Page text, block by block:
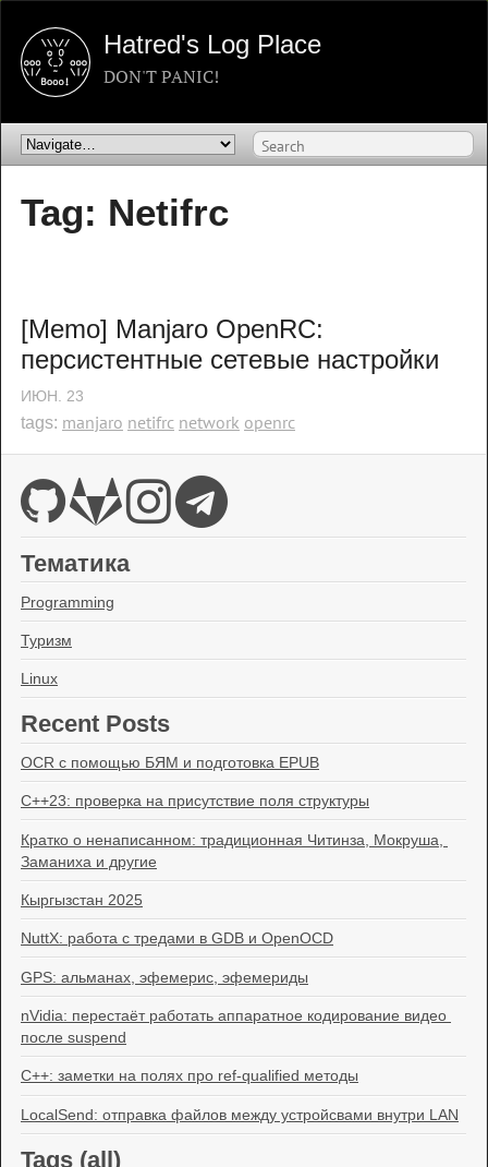
Hatred's Log Place
DON'T PANIC!
Tag: Netifrc
[Memo] Manjaro OpenRC:
персистентные сетевые настройки
ИЮН. 23
tags: manjaro netifrc network openrc
Тематика
Programming
Туризм
Linux
Recent Posts
OCR с помощью БЯМ и подготовка EPUB
C++23: проверка на присутствие поля структуры
Кратко о ненаписанном: традиционная Читинза, Мокруша,
Заманиха и другие
Кыргызстан 2025
NuttX: работа с тредами в GDB и OpenOCD
GPS: альманах, эфемерис, эфемериды
nVidia: перестаёт работать аппаратное кодирование видео
после suspend
C++: заметки на полях про ref-qualified методы
LocalSend: отправка файлов между устройсвами внутри LAN
Tags (all)